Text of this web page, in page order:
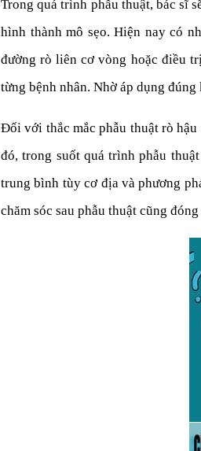
Trong quá trình phẫu thuật, bác sĩ
hình thành mô sẹo. Hiện nay có
đường rò liên cơ vòng hoặc điều
từng bệnh nhân. Nhờ áp dụng
Đối với thắc mắc phẫu thuật rò
đó, trong suốt quá trình phẫu
trung bình tùy cơ địa và phương
chăm sóc sau phẫu thuật cũng